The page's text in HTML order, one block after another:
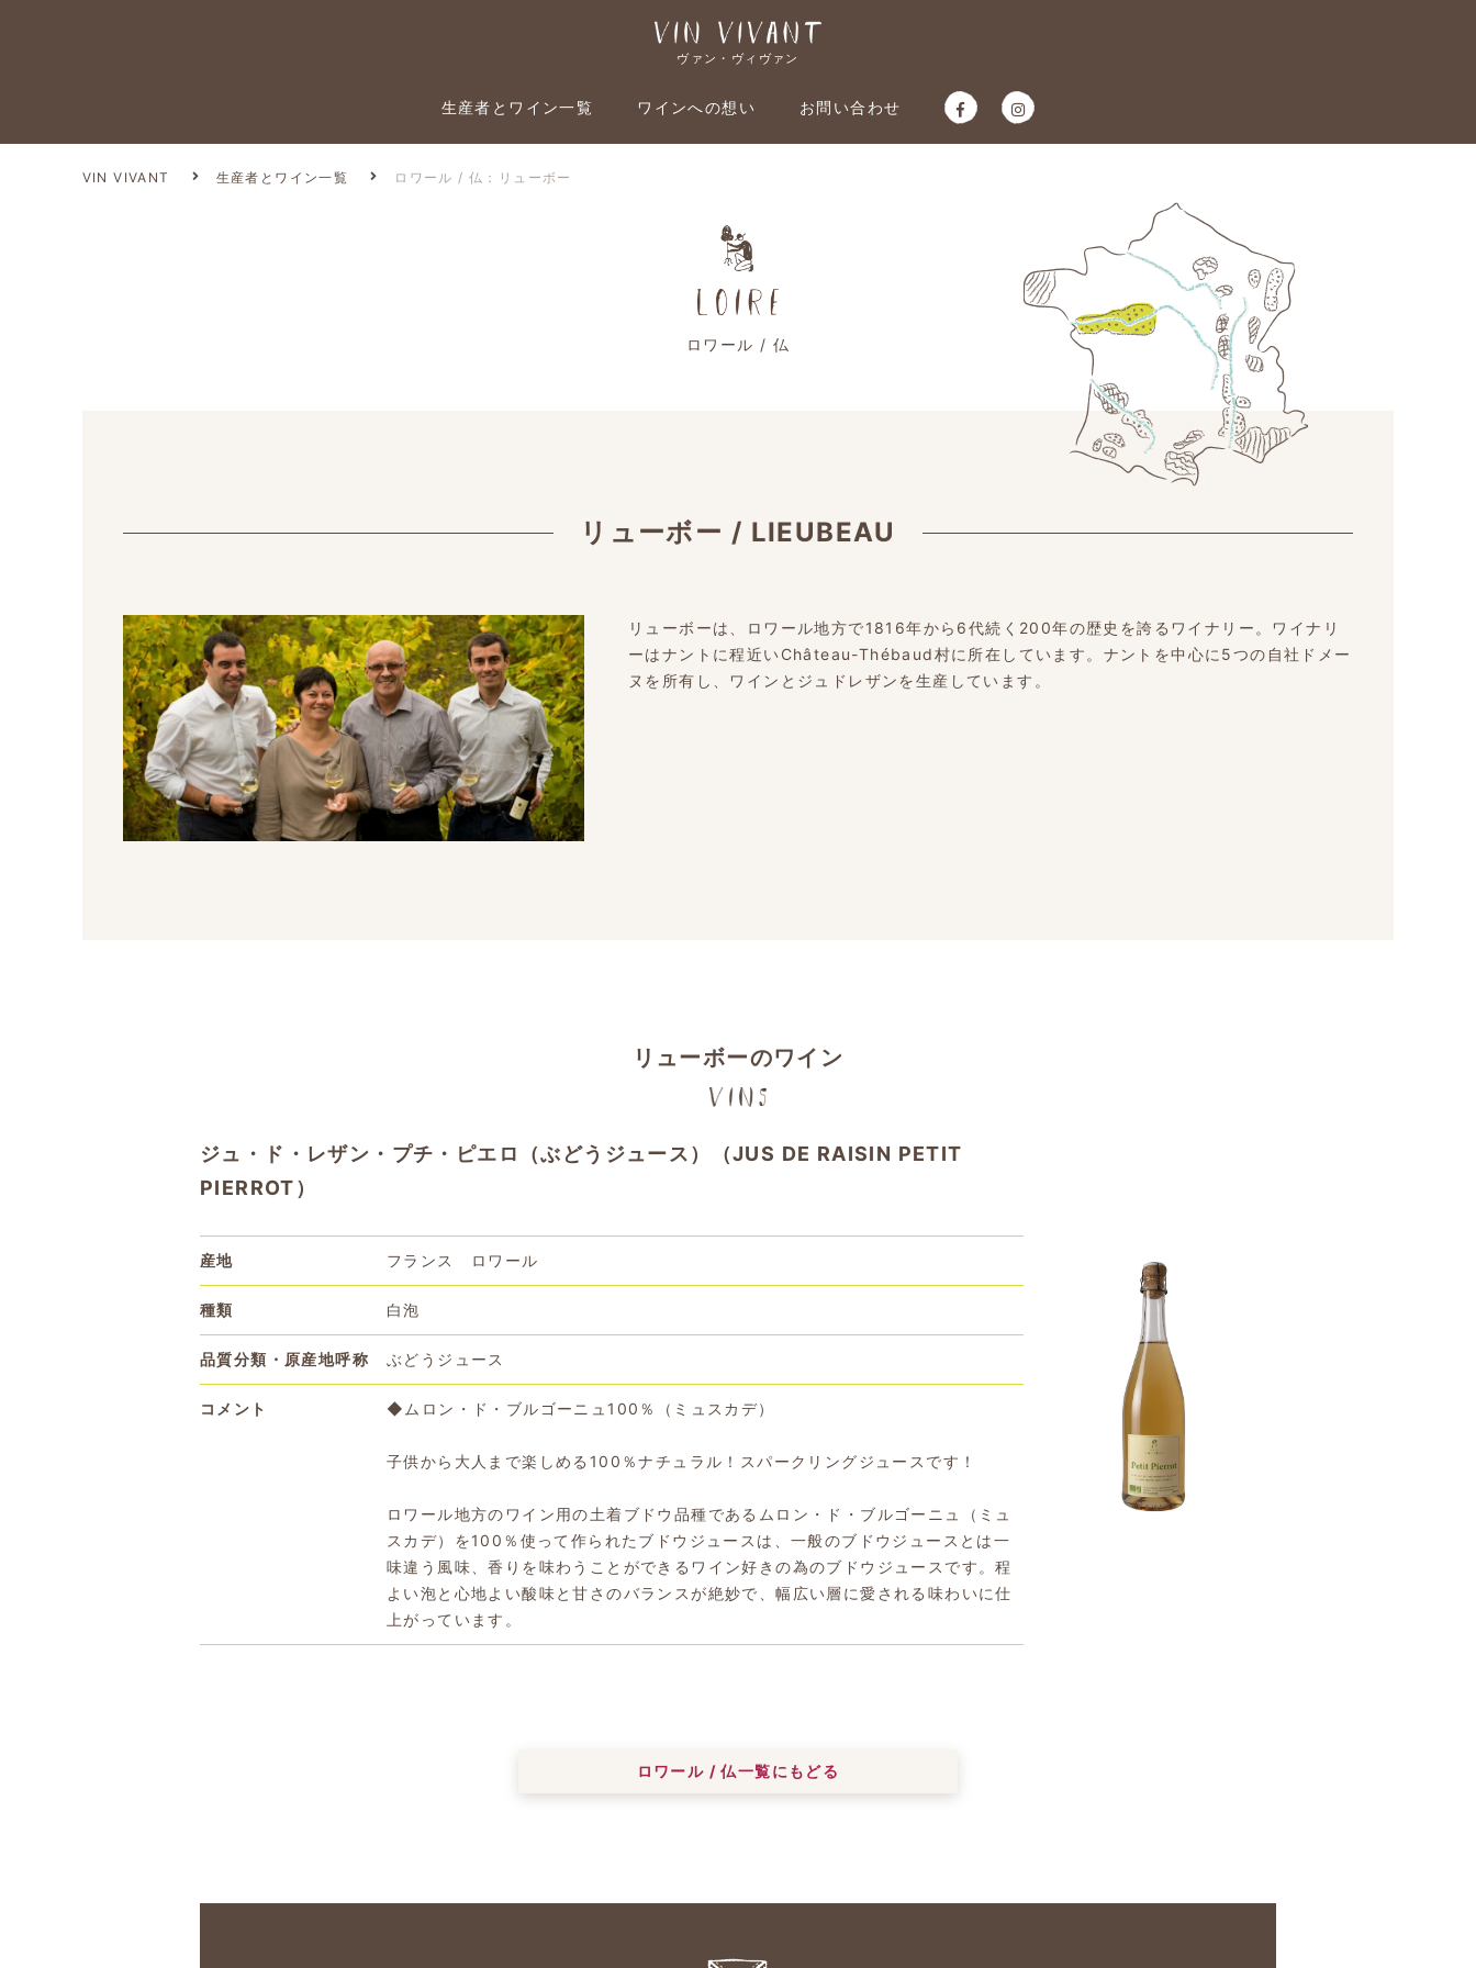
ヴァン・ヴィヴァン
生産者とワイン一覧 ワインへの想い お問い合わせ
VIN VIVANT 生産者とワイン一覧 ロワール / 仏：リューボー
ロワール / 仏
リューボー / LIEUBEAU
リューボーは、ロワール地方で1816年から6代続く200年の歴史を誇るワイナリー。ワイナリ
ーはナントに程近いChâteau-Thébaud村に所在しています。ナントを中心に5つの自社ドメー
ヌを所有し、ワインとジュドレザンを生産しています。
リューボーのワイン
ジュ・ド・レザン・プチ・ピエロ（ぶどうジュース）（JUS DE RAISIN PETIT
PIERROT）
産地 フランス ロワール
種類 白泡
品質分類・原産地呼称 ぶどうジュース
コメント ◆ムロン・ド・ブルゴーニュ100％（ミュスカデ）
子供から大人まで楽しめる100％ナチュラル！スパークリングジュースです！
ロワール地方のワイン用の土着ブドウ品種であるムロン・ド・ブルゴーニュ（ミュ
スカデ）を100％使って作られたブドウジュースは、一般のブドウジュースとは一
味違う風味、香りを味わうことができるワイン好きの為のブドウジュースです。程
よい泡と心地よい酸味と甘さのバランスが絶妙で、幅広い層に愛される味わいに仕
上がっています。
ロワール / 仏一覧にもどる